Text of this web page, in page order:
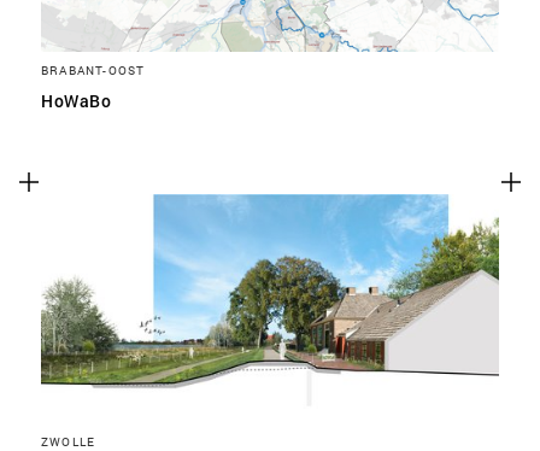
BRABANT-OOST
HoWaBo
ZWOLLE